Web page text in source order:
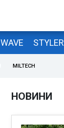
WAVE STYLER
MILTECH
НОВИНИ